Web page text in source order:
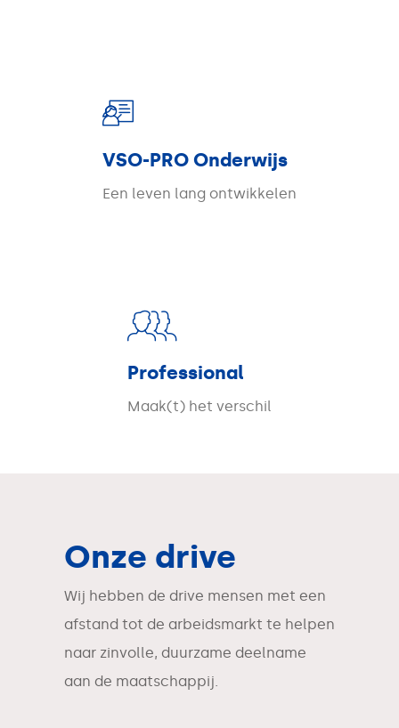
VSO-PRO Onderwijs
Een leven lang ontwikkelen
Professional
Maak(t) het verschil
Onze drive
Wij hebben de drive mensen met een
afstand tot de arbeidsmarkt te helpen
naar zinvolle, duurzame deelname
aan de maatschappij.